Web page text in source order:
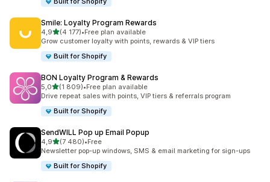
Smile: Loyalty Program Rewards
4,9na 5 gwiazdek
(4 177)
Łączna liczba recenzji: 4177
•Free plan available
Grow customer loyalty with points, rewards & VIP tiers
Built for Shopify
BON Loyalty Program & Rewards
5,0na 5 gwiazdek
(1 809)
Łączna liczba recenzji: 1809
•Free plan available
Drive repeat sales with points, VIP tiers & referrals program
Built for Shopify
SendWILL Pop up Email Popup
4,9na 5 gwiazdek
(7 480)
Łączna liczba recenzji: 7480
•Free
Newsletter pop-up windows, SMS & email marketing for sign-ups
Built for Shopify